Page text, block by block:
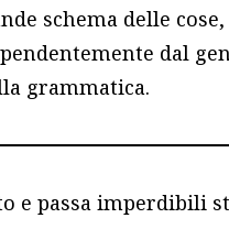
schema delle
dal
grammatica.
e passa imperdibili